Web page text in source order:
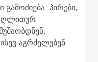
პირები,
აგრძელებენ